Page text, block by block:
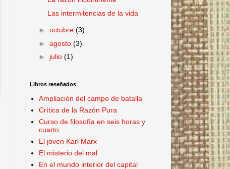
Las intermitencias de la vida
► octubre (3)
► agosto (3)
► julio (1)
Libros reseñados
Ampliación del campo de batalla
Crítica de la Razón Pura
Curso de filosofía en seis horas y
cuarto
El joven Karl Marx
El misterio del mal
En el mundo interior del capital